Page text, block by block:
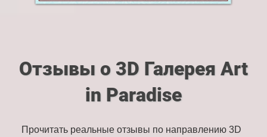
Отзывы о 3D Галерея Art
in Paradise
Прочитать реальные отзывы по направлению 3D